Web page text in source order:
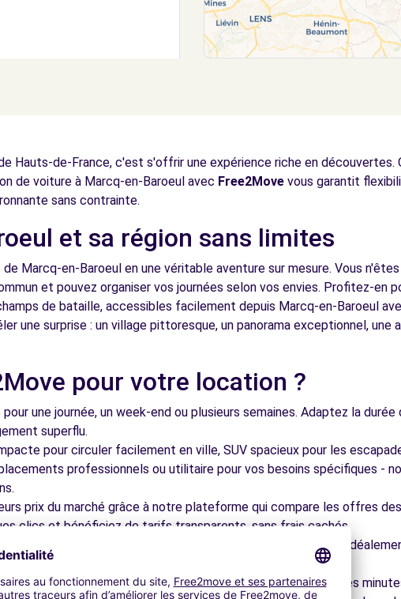
6.7 km
6.7 km
6.7 km
Hauts-de-France, c'est s'offrir une expérience riche en découvertes.
de voiture à Marcq-en-Baroeul avec Free2Move vous garantit
sans contrainte.
et sa région sans limites
Marcq-en-Baroeul en une véritable aventure sur mesure. Vous
et pouvez organiser vos journées selon vos envies. Profitez-en
de bataille, accessibles facilement depuis Marcq-en-Baroeul
une surprise : un village pittoresque, un panorama exceptionnel, une
pour votre location ?
une journée, un week-end ou plusieurs semaines. Adaptez la durée
superflu.
pour circuler facilement en ville, SUV spacieux pour les
professionnels ou utilitaire pour vos besoins spécifiques -
prix du marché grâce à notre plateforme qui compare les offres
clics et bénéficiez de tarifs transparents, sans frais cachés.
véhicule dans l'une de nos nombreuses agences partenaires,
pour faciliter le démarrage de votre séjour.
intuitive vous permet de réserver votre véhicule en quelques